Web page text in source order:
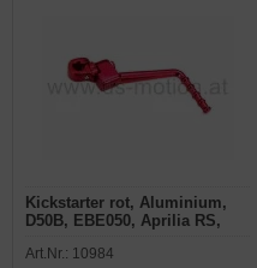
Kickstarter rot, Aluminium,
D50B, EBE050, Aprilia RS,
Senda R, SM, Gilera GSM,
Art.Nr.: 10984